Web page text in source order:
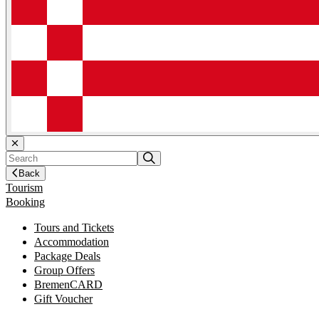
Back
Tourism
Booking
Tours and Tickets
Accommodation
Package Deals
Group Offers
BremenCARD
Gift Voucher